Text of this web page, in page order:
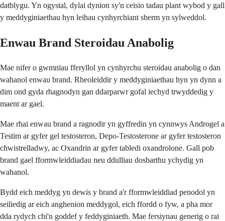
datblygu. Yn ogystal, dylai dynion sy'n ceisio tadau plant wybod y gall
y meddyginiaethau hyn leihau cynhyrchiant sberm yn sylweddol.
Enwau Brand Steroidau Anabolig
Mae nifer o gwmnïau fferyllol yn cynhyrchu steroidau anabolig o dan
wahanol enwau brand. Rheoleiddir y meddyginiaethau hyn yn dynn a
dim ond gyda rhagnodyn gan ddarparwr gofal iechyd trwyddedig y
maent ar gael.
Mae rhai enwau brand a ragnodir yn gyffredin yn cynnwys Androgel a
Testim ar gyfer gel testosteron, Depo-Testosterone ar gyfer testosteron
chwistrelladwy, ac Oxandrin ar gyfer tabledi oxandrolone. Gall pob
brand gael fformwleiddiadau neu ddulliau dosbarthu ychydig yn
wahanol.
Bydd eich meddyg yn dewis y brand a'r fformwleiddiad penodol yn
seiliedig ar eich anghenion meddygol, eich ffordd o fyw, a pha mor
dda rydych chi'n goddef y feddyginiaeth. Mae fersiynau generig o rai